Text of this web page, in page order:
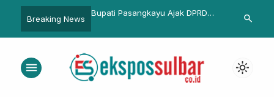
Breaking News
Kegiatan
Pangan
Bupati Pasangkayu Ajak DPRD
Desa
Kapolda Sulbar
Lanal Mamuju,
search
menu light_mode